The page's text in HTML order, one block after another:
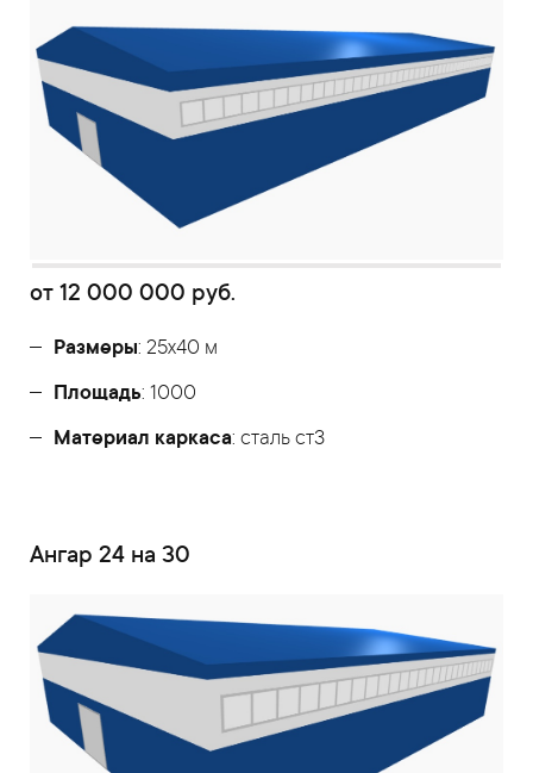
от 12 000 000 руб.
Размеры: 25х40 м
Площадь: 1000
Материал каркаса: сталь ст3
Ангар 24 на 30